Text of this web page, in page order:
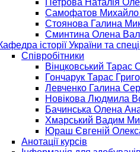
Самофатов Михайло
Стоянова Галина
Сминтина Олена
історії України та
Співробітники
Вінцковський Тарас
Гончарук Тарас
Левченко Галина
Новікова Людмила
Бачинська Олена
Хмарський Вадим
Юраш Євгеній
Анотації курсів